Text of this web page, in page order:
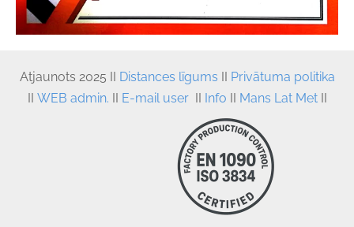
Atjaunots 2025 II Distances līgums II Privātuma politika
II WEB admin. II E-mail userII Info II Mans Lat MetII